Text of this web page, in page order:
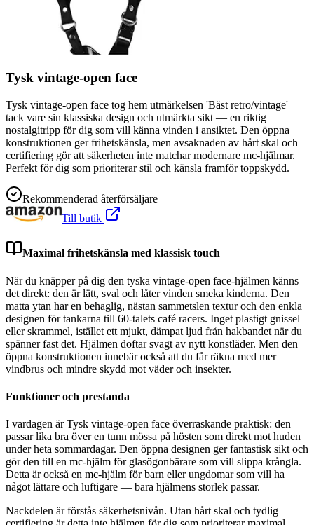
Tysk vintage-open face
Tysk vintage-open face tog hem utmärkelsen 'Bäst retro/vintage'
tack vare sin klassiska design och utmärkta sikt — en riktig
nostalgitripp för dig som vill känna vinden i ansiktet. Den öppna
konstruktionen ger frihetskänsla, men avsaknaden av hårt skal och
certifiering gör att säkerheten inte matchar modernare mc-hjälmar.
Perfekt för dig som prioriterar stil och känsla framför toppskydd.
Rekommenderad återförsäljare
Till butik
Maximal frihetskänsla med klassisk touch
När du knäpper på dig den tyska vintage-open face-hjälmen känns
det direkt: den är lätt, sval och låter vinden smeka kinderna. Den
matta ytan har en behaglig, nästan sammetslen textur och den enkla
designen för tankarna till 60-talets café racers. Inget plastigt gnissel
eller skrammel, istället ett mjukt, dämpat ljud från hakbandet när du
spänner fast det. Hjälmen doftar svagt av nytt konstläder. Men den
öppna konstruktionen innebär också att du får räkna med mer
vindbrus och mindre skydd mot väder och insekter.
Funktioner och prestanda
I vardagen är Tysk vintage-open face överraskande praktisk: den
passar lika bra över en tunn mössa på hösten som direkt mot huden
under heta sommardagar. Den öppna designen ger fantastisk sikt och
gör den till en mc-hjälm för glasögonbärare som vill slippa krångla.
Detta är också en mc-hjälm för barn eller ungdomar som vill ha
något lättare och luftigare — bara hjälmens storlek passar.
Nackdelen är förstås säkerhetsnivån. Utan hårt skal och tydlig